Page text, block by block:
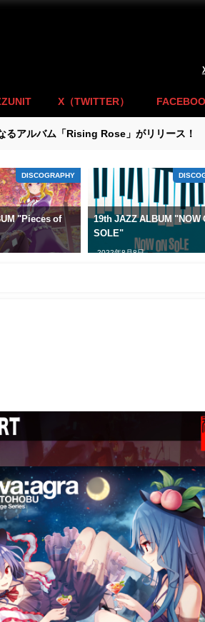
X（TWITTER）
るアルバム「Rising Rose」がリリース！
DISCOGRAPHY
"Pieces of
19th JAZZ ALBUM "NOW
SOLE"
2022年8月8日